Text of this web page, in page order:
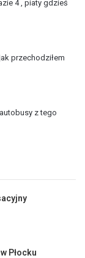
4 , piaty gdzieś
przechodziłem
z tego
Płocku